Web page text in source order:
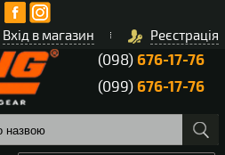
Вхід в магазин Реєстрація
(098)676-17-76
(099)676-17-76